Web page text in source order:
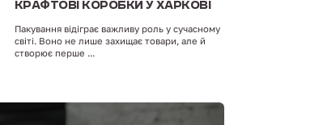
КРАФТОВІ КОРОБКИ У ХАРКОВІ
Пакування відіграє важливу роль у сучасному
світі. Воно не лише захищає товари, але й
створює перше ...